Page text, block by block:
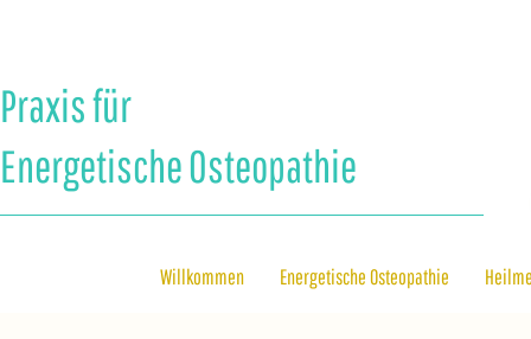
Praxis für
Energetische Osteopathie
Willkommen Energetische Osteopathie